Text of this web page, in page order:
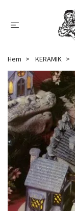
Hem KERAMIK